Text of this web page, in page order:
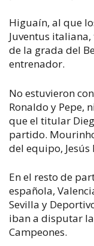
Higuaín, al que
Juventus
de la grada del
entrenador.
No estuvieron
Ronaldo y Pepe,
que el titular
partido.
del equipo, Jesús
En el resto de
española,
Sevilla y
iban a disputar
Campeones.